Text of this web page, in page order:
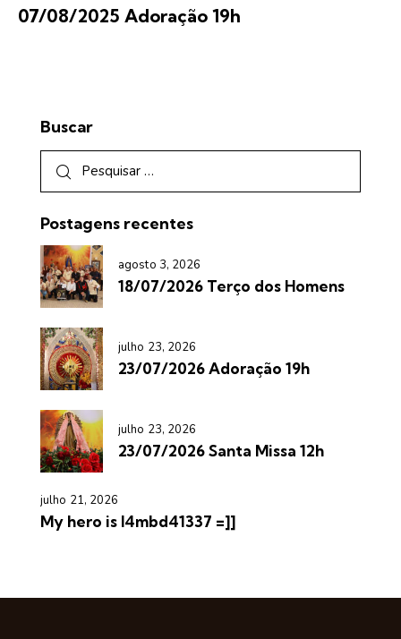
07/08/2025 Adoração 19h
Buscar
Postagens recentes
agosto 3, 2026
18/07/2026 Terço dos Homens
julho 23, 2026
23/07/2026 Adoração 19h
julho 23, 2026
23/07/2026 Santa Missa 12h
julho 21, 2026
My hero is l4mbd41337 =]]